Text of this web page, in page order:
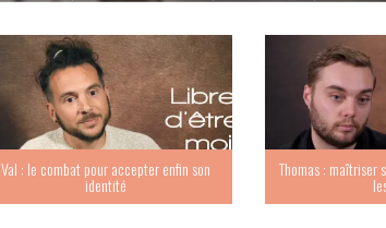
Val : le combat pour accepter enfin son
identité
Thomas : maîtriser